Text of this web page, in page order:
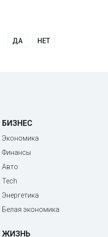
ДА НЕТ
БИЗНЕС
Экономика
Финансы
Авто
Tech
Энергетика
Белая экономика
ЖИЗНЬ